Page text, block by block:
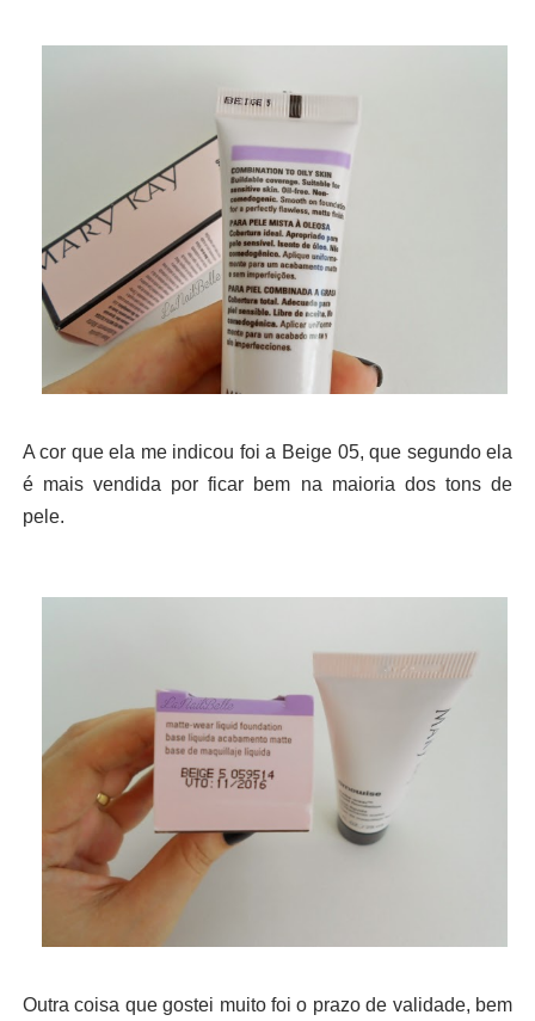
A cor que ela me indicou foi a Beige 05, que segundo ela
é mais vendida por ficar bem na maioria dos tons de
pele.
Outra coisa que gostei muito foi o prazo de validade, bem